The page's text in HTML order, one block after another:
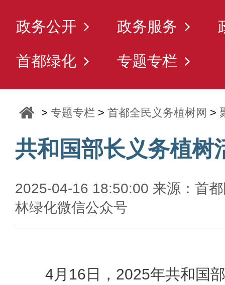
政务公开 政务服务
首都绿化 专题专栏
>专题专栏 >首都全民义务植树网 >
共和国部长义务植树
2025-04-16 18:50:00 来源：首
林绿化微信公众号
4月16日，2025年共和国